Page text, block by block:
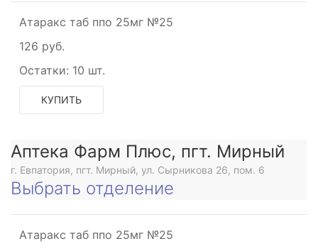
Атаракс таб ппо 25мг №25
126 руб.
Остатки: 10 шт.
КУПИТЬ
Аптека Фарм Плюс, пгт. Мирный
г. Евпатория, пгт. Мирный, ул. Сырникова 26, пом. 6
Выбрать отделение
Атаракс таб ппо 25мг №25